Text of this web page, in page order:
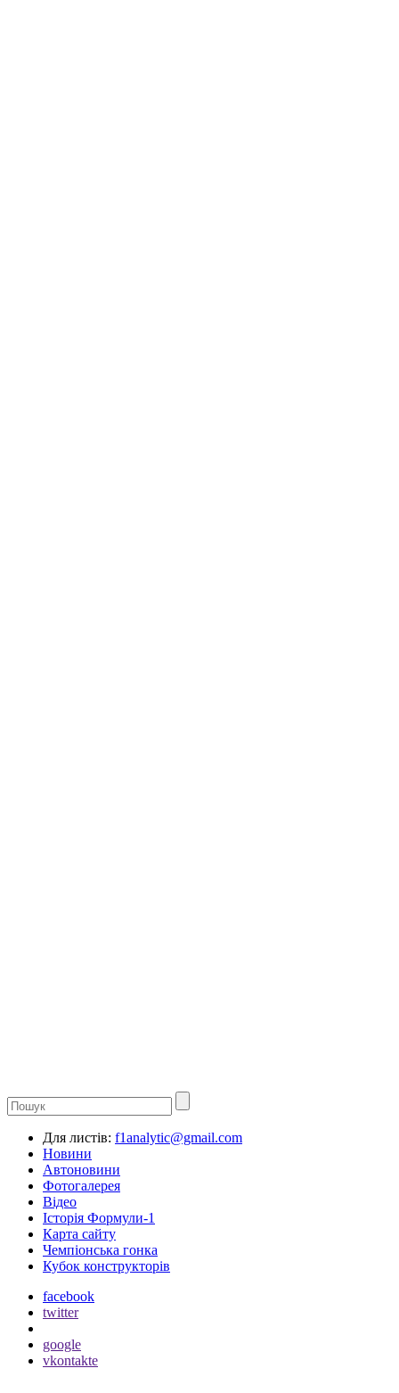
Для листів: f1analytic@gmail.com
Новини
Автоновини
Фотогалерея
Відео
Історія Формули-1
Карта сайту
Чемпіонська гонка
Кубок конструкторів
facebook
twitter
google
vkontakte